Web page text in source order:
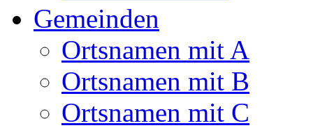
Gemeinden
Ortsnamen mit A
Ortsnamen mit B
Ortsnamen mit C